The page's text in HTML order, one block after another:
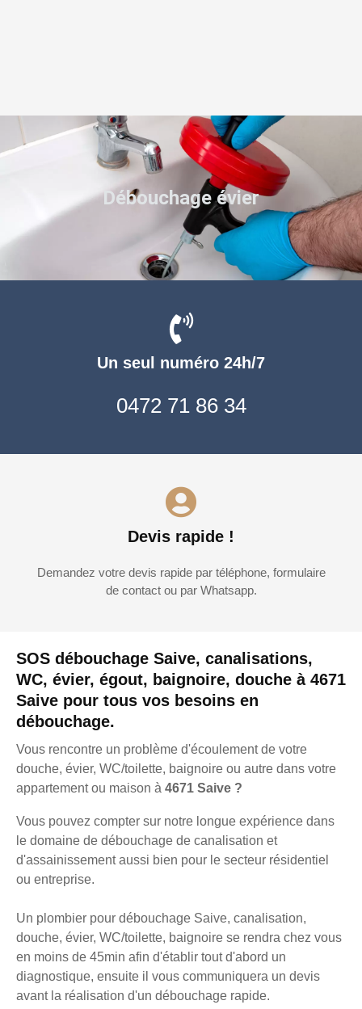
SOS débouchage Saive, canalisations,
WC, évier, égout, baignoire, douche à 4671
Saive pour tous vos besoins en
débouchage.
Vous rencontre un problème d'écoulement de votre
douche, évier, WC/toilette, baignoire ou autre dans votre
appartement ou maison à 4671 Saive ?
Vous pouvez compter sur notre longue expérience dans
le domaine de débouchage de canalisation et
d'assainissement aussi bien pour le secteur résidentiel
ou entreprise.
Un plombier pour débouchage Saive, canalisation,
douche, évier, WC/toilette, baignoire se rendra chez vous
en moins de 45min afin d'établir tout d'abord un
diagnostique, ensuite il vous communiquera un devis
avant la réalisation d'un débouchage rapide.
Un seul numéro 24h/7
0472 71 86 34
Devis rapide !
Demandez votre devis rapide par téléphone, formulaire
de contact ou par Whatsapp.
Débouchage évier